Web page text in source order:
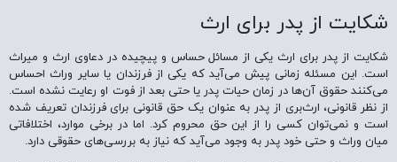
شکایت از پدر برای ارث
شکایت از پدر برای ارث یکی از مسائل حساس و پیچیده در دعاوی ارث و میراث
است. این مسئله زمانی پیش می‌آید که یکی از فرزندان یا سایر وراث احساس
می‌کنند حقوق آن‌ها در زمان حیات پدر یا حتی بعد از فوت او رعایت نشده است.
از نظر قانونی، ارث‌بری از پدر به عنوان یک حق قانونی برای فرزندان تعریف شده
است و نمی‌توان کسی را از این حق محروم کرد. اما در برخی موارد، اختلافاتی
میان وراث و حتی خود پدر به وجود می‌آید که نیاز به بررسی‌های حقوقی دارد.